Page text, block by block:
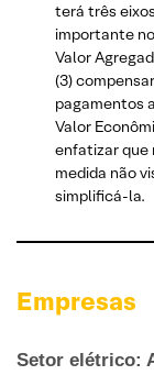
terá três
importante
Valor
(3)
pagamentos
Valor
enfatizar que
medida não
simplificá-la.
Empresas
Setor elétrico: